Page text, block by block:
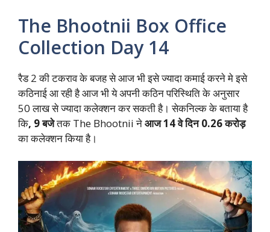
The Bhootnii Box Office
Collection Day 14
रैड 2 की टकराव के बजह से आज भी इसे ज्यादा कमाई करने मे इसे
कठिनाई आ रही है आज भी ये अपनी कठिन परिस्थिति के अनुसार
50 लाख से ज्यादा कलेक्शन कर सकती है। सेकनिल्क के बताया है
कि, 9 बजेतक The Bhootnii नेआज 14 वे दिन 0.26 करोड़
का कलेक्शन किया है।